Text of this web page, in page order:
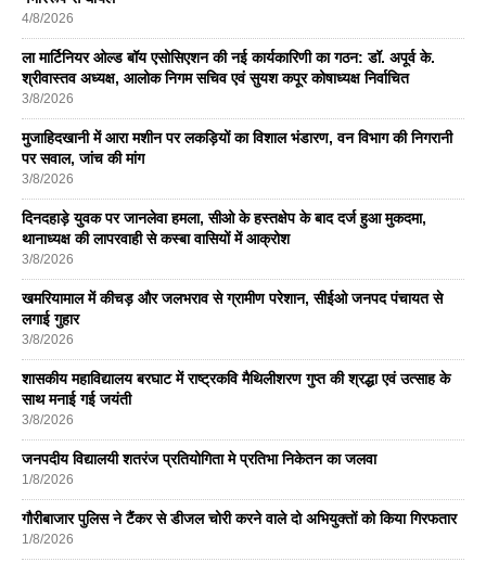
4/8/2026
ला मार्टिनियर ओल्ड बॉय एसोसिएशन की नई कार्यकारिणी का गठन: डॉ. अपूर्व के.
श्रीवास्तव अध्यक्ष, आलोक निगम सचिव एवं सुयश कपूर कोषाध्यक्ष निर्वाचित
3/8/2026
मुजाहिदखानी में आरा मशीन पर लकड़ियों का विशाल भंडारण, वन विभाग की निगरानी
पर सवाल, जांच की मांग
3/8/2026
दिनदहाड़े युवक पर जानलेवा हमला, सीओ के हस्तक्षेप के बाद दर्ज हुआ मुकदमा,
थानाध्यक्ष की लापरवाही से कस्बा वासियों में आक्रोश
3/8/2026
खमरियामाल में कीचड़ और जलभराव से ग्रामीण परेशान, सीईओ जनपद पंचायत से
लगाई गुहार
3/8/2026
शासकीय महाविद्यालय बरघाट में राष्ट्रकवि मैथिलीशरण गुप्त की श्रद्धा एवं उत्साह के
साथ मनाई गई जयंती
3/8/2026
जनपदीय विद्यालयी शतरंज प्रतियोगिता मे प्रतिभा निकेतन का जलवा
1/8/2026
गौरीबाजार पुलिस ने टैंकर से डीजल चोरी करने वाले दो अभियुक्तों को किया गिरफतार
1/8/2026